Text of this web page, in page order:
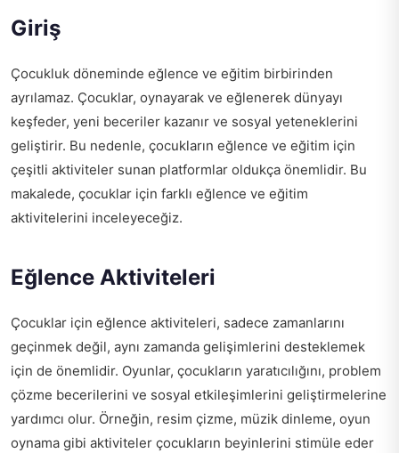
Giriş
Çocukluk döneminde eğlence ve eğitim birbirinden
ayrılamaz. Çocuklar, oynayarak ve eğlenerek dünyayı
keşfeder, yeni beceriler kazanır ve sosyal yeteneklerini
geliştirir. Bu nedenle, çocukların eğlence ve eğitim için
çeşitli aktiviteler sunan platformlar oldukça önemlidir. Bu
makalede, çocuklar için farklı eğlence ve eğitim
aktivitelerini inceleyeceğiz.
Eğlence Aktiviteleri
Çocuklar için eğlence aktiviteleri, sadece zamanlarını
geçinmek değil, aynı zamanda gelişimlerini desteklemek
için de önemlidir. Oyunlar, çocukların yaratıcılığını, problem
çözme becerilerini ve sosyal etkileşimlerini geliştirmelerine
yardımcı olur. Örneğin, resim çizme, müzik dinleme, oyun
oynama gibi aktiviteler çocukların beyinlerini stimüle eder